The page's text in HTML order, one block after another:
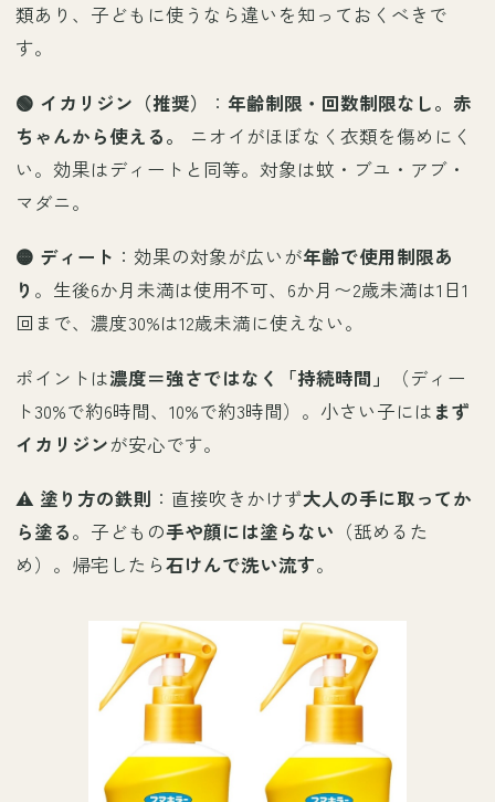
類あり、子どもに使うなら違いを知っておくべきで
す。
🟢 イカリジン（推奨） ： 年齢制限・回数制限なし。赤
ちゃんから使える。
ニオイがほぼなく衣類を傷めにく
い。効果はディートと同等。対象は蚊・ブユ・アブ・
マダニ。
🟡 ディート ：効果の対象が広いが年齢で使用制限あ
り 。生後6か月未満は使用不可、6か月〜2歳未満は1日1
回まで、濃度30%は12歳未満に使えない。
ポイントは濃度＝強さではなく「持続時間」
（ディー
ト30%で約6時間、10%で約3時間）。小さい子には まず
イカリジンが安心です。
⚠️ 塗り方の鉄則 ：直接吹きかけず大人の手に取ってか
ら塗る。子どもの手や顔には塗らない （舐めるた
め）。帰宅したら石けんで洗い流す。